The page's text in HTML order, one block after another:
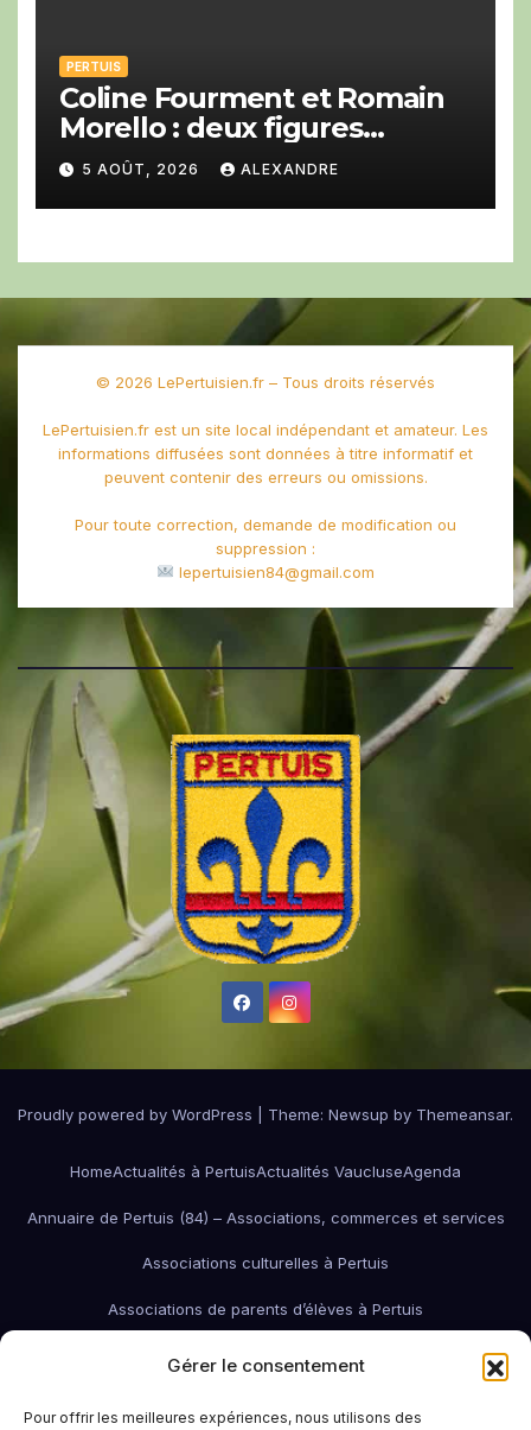
Gérer le consentement
Pour offrir les meilleures expériences, nous utilisons des
PERTUIS
Coline Fourment et Romain
Morello : deux figures
montantes du jazz au Big
Band festival de Pertuis.
5 AOÛT, 2026 ALEXANDRE
© 2026 LePertuisien.fr – Tous droits réservés
LePertuisien.fr est un site local indépendant et amateur. Les
informations diffusées sont données à titre informatif et
peuvent contenir des erreurs ou omissions.
Pour toute correction, demande de modification ou
suppression :
lepertuisien84@gmail.com
Proudly powered by WordPress Theme: Newsup by Themeansar.
HomeActualités à PertuisActualités VaucluseAgenda
Annuaire de Pertuis (84) – Associations, commerces et services
Associations culturelles à Pertuis
Associations de parents d’élèves à Pertuis
Associations de quartier à Pertuis